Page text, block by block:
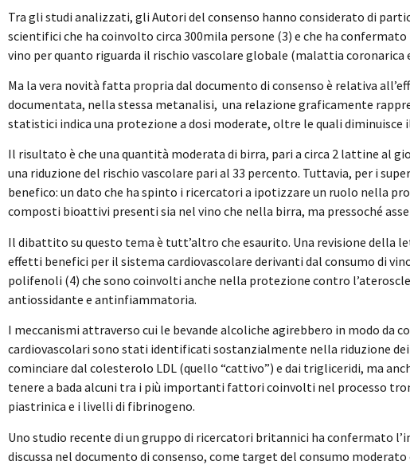
Tra gli studi analizzati, gli Autori del consenso hanno considerato di
scientifici che ha coinvolto circa 300mila persone (3) e che ha
vino per quanto riguarda il rischio vascolare globale (malattia coronarica
Ma la vera novità fatta propria dal documento di consenso è relativa
documentata, nella stessa metanalisi, una relazione graficamente
statistici indica una protezione a dosi moderate, oltre le quali diminuisce
Il risultato è che una quantità moderata di birra, pari a circa 2 lattine al
una riduzione del rischio vascolare pari al 33 percento. Tuttavia, per i
benefico: un dato che ha spinto i ricercatori a ipotizzare un ruolo nella
composti bioattivi presenti sia nel vino che nella birra, ma pressoché
Il dibattito su questo tema è tutt’altro che esaurito. Una revisione della
effetti benefici per il sistema cardiovascolare derivanti dal consumo di
polifenoli (4) che sono coinvolti anche nella protezione contro
antiossidante e antinfiammatoria.
I meccanismi attraverso cui le bevande alcoliche agirebbero in modo da
cardiovascolari sono stati identificati sostanzialmente nella riduzione
cominciare dal colesterolo LDL (quello “cattivo”) e dai trigliceridi, ma
tenere a bada alcuni tra i più importanti fattori coinvolti nel processo
piastrinica e i livelli di fibrinogeno.
Uno studio recente di un gruppo di ricercatori britannici ha confermato
discussa nel documento di consenso, come target del consumo